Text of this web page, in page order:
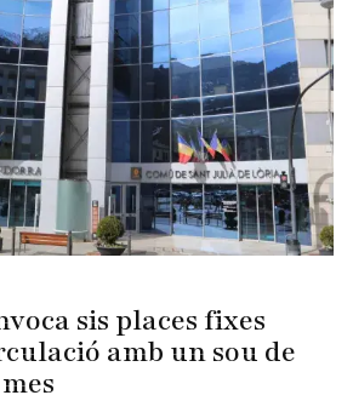
sis places fixes
amb un sou de